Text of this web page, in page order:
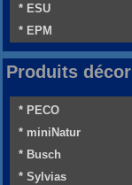
* ESU
* EPM
Produits décor
* PECO
* miniNatur
* Busch
* Sylvias